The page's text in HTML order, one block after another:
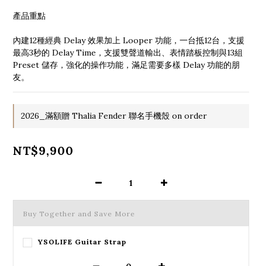
產品重點
內建12種經典 Delay 效果加上 Looper 功能，一台抵12台，支援
最高3秒的 Delay Time，支援雙聲道輸出、表情踏板控制與13組
Preset 儲存，強化的操作功能，滿足需要多樣 Delay 功能的朋
友。
2026_滿額贈 Thalia Fender 聯名手機殼 on order
NT$9,900
Buy Together and Save More
YSOLIFE Guitar Strap